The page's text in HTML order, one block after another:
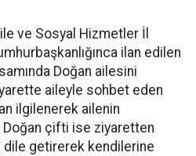
ve Sosyal Hizmetler İl
ilan edilen
Doğan ailesini
aileyle sohbet eden
ilgilenerek ailenin
çifti ise ziyaretten
dile getirerek kendilerine